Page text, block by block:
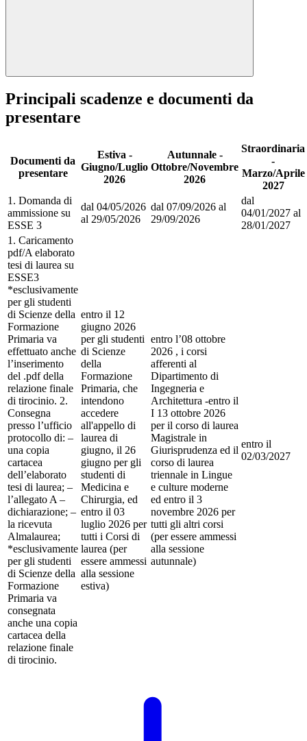
Principali scadenze e documenti da
presentare
Documenti da
presentare
Estiva -
Giugno/Luglio
2026
Autunnale -
Ottobre/Novembre
2026
Straordinaria
-
Marzo/Aprile
2027
1. Domanda di
ammissione su
ESSE 3
dal 04/05/2026
al 29/05/2026
dal 07/09/2026 al
29/09/2026
dal
04/01/2027 al
28/01/2027
1. Caricamento
pdf/A elaborato
tesi di laurea su
ESSE3
*esclusivamente
per gli studenti
di Scienze della
Formazione
Primaria va
effettuato anche
l’inserimento
del .pdf della
relazione finale
di tirocinio. 2.
Consegna
presso l’ufficio
protocollo di: –
una copia
cartacea
dell’elaborato
tesi di laurea; –
l’allegato A –
dichiarazione; –
la ricevuta
Almalaurea;
*esclusivamente
per gli studenti
di Scienze della
Formazione
Primaria va
consegnata
anche una copia
cartacea della
relazione finale
di tirocinio.
entro il 12
giugno 2026
per gli studenti
di Scienze
della
Formazione
Primaria, che
intendono
accedere
all'appello di
laurea di
giugno, il 26
giugno per gli
studenti di
Medicina e
Chirurgia, ed
entro il 03
luglio 2026 per
tutti i Corsi di
laurea (per
essere ammessi
alla sessione
estiva)
entro l’08 ottobre
2026 , i corsi
afferenti al
Dipartimento di
Ingegneria e
Architettura -entro il
I 13 ottobre 2026
per il corso di laurea
Magistrale in
Giurisprudenza ed il
corso di laurea
triennale in Lingue
e culture moderne
ed entro il 3
novembre 2026 per
tutti gli altri corsi
(per essere ammessi
alla sessione
autunnale)
entro il
02/03/2027